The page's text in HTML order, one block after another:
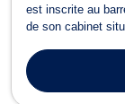
est inscrite au
de son cabinet
devant le conseil
licenciements,